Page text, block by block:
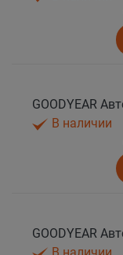
В наличии